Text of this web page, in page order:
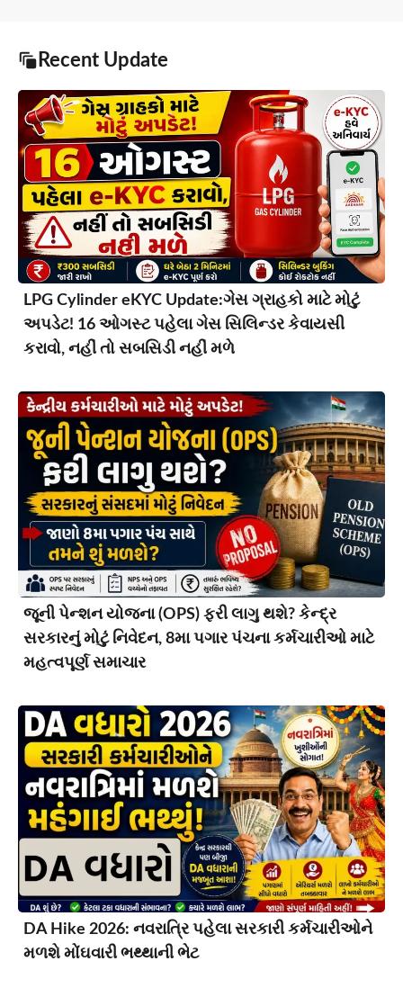
Recent Update
LPG Cylinder eKYC Update:ગેસ ગ્રાહકો માટે મોટું
અપડેટ! 16 ઓગસ્ટ પહેલા ગેસ સિલિન્ડર કેવાયસી
કરાવો, નહીં તો સબસિડી નહીં મળે
જૂની પેન્શન યોજના (OPS) ફરી લાગુ થશે? કેન્દ્ર
સરકારનું મોટું નિવેદન, 8મા પગાર પંચના કર્મચારીઓ માટે
મહત્વપૂર્ણ સમાચાર
DA Hike 2026: નવરાત્રિ પહેલા સરકારી કર્મચારીઓને
મળશે મોંઘવારી ભથ્થાની ભેટ